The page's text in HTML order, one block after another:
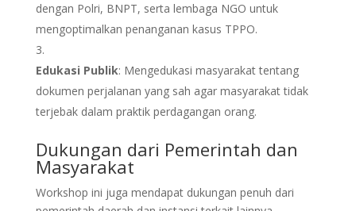
dengan Polri, BNPT, serta lembaga NGO untuk
mengoptimalkan penanganan kasus TPPO.
Edukasi Publik: Mengedukasi masyarakat tentang
dokumen perjalanan yang sah agar masyarakat tidak
terjebak dalam praktik perdagangan orang.
Dukungan dari Pemerintah dan
Masyarakat
Workshop ini juga mendapat dukungan penuh dari